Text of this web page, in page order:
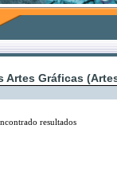
Artes Gráficas
resultados